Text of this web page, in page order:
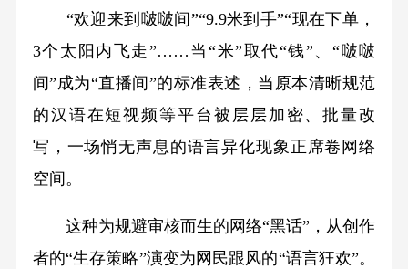
“欢迎来到啵啵间”“9.9米到手”“现在下单，
3个太阳内飞走”……当“米”取代“钱”、“啵啵
间”成为“直播间”的标准表述，当原本清晰规范
的汉语在短视频等平台被层层加密、批量改
写，一场悄无声息的语言异化现象正席卷网络
空间。
这种为规避审核而生的网络“黑话”，从创作
者的“生存策略”演变为网民跟风的“语言狂欢”。